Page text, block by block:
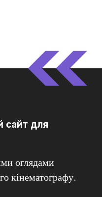
сайт для
оглядами
кінематографу.